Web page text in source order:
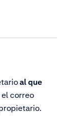
al que
correo